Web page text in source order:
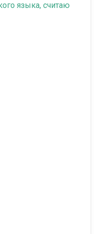
языка, считаю